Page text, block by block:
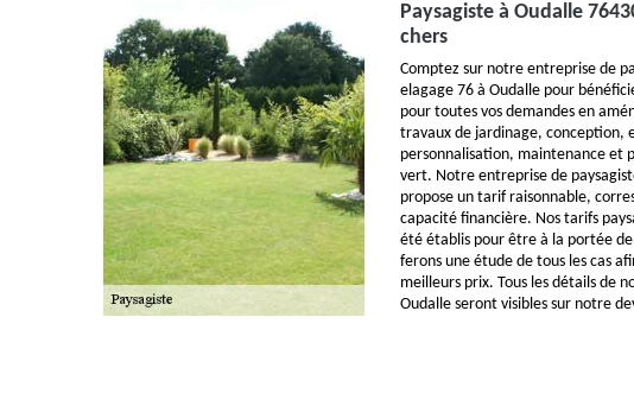
Paysagiste à Oudalle
chers
Comptez sur notre entreprise de
elagage 76 à Oudalle pour
pour toutes vos demandes en
travaux de jardinage, conception,
personnalisation, maintenance et
vert. Notre entreprise de
propose un tarif raisonnable,
capacité financière. Nos tarifs
été établis pour être à la portée
ferons une étude de tous les cas
meilleurs prix. Tous les détails de
Oudalle seront visibles sur notre